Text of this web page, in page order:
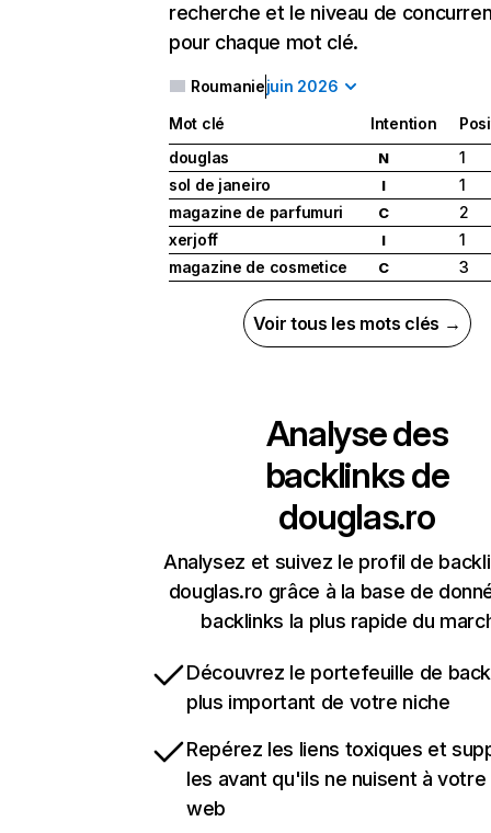
recherche et le niveau de
pour chaque mot clé.
Roumaniejuin 2026
Mot clé Intention
douglas
N
1
sol de janeiro
I
1
magazine de parfumuri
C
2
xerjoff
I
1
magazine de cosmetice
C 3
Voir tous les mots clés →
Analyse des
backlinks de
douglas.ro
Analysez et suivez le profil de
douglas.ro grâce à la base de
backlinks la plus rapide du
Découvrez le portefeuille de
plus important de votre niche
Repérez les liens toxiques et
les avant qu'ils ne nuisent à
web